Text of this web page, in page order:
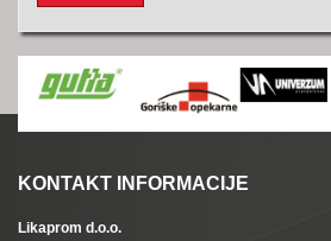
KONTAKT INFORMACIJE
Likaprom d.o.o.